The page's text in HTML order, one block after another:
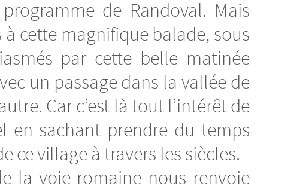
de Randoval. Mais
cette magnifique balade, sous
par cette belle matinée
un passage dans la vallée de
Car c’est là tout l’intérêt de
en sachant prendre du temps
ce village à travers les siècles.
la voie romaine nous renvoie